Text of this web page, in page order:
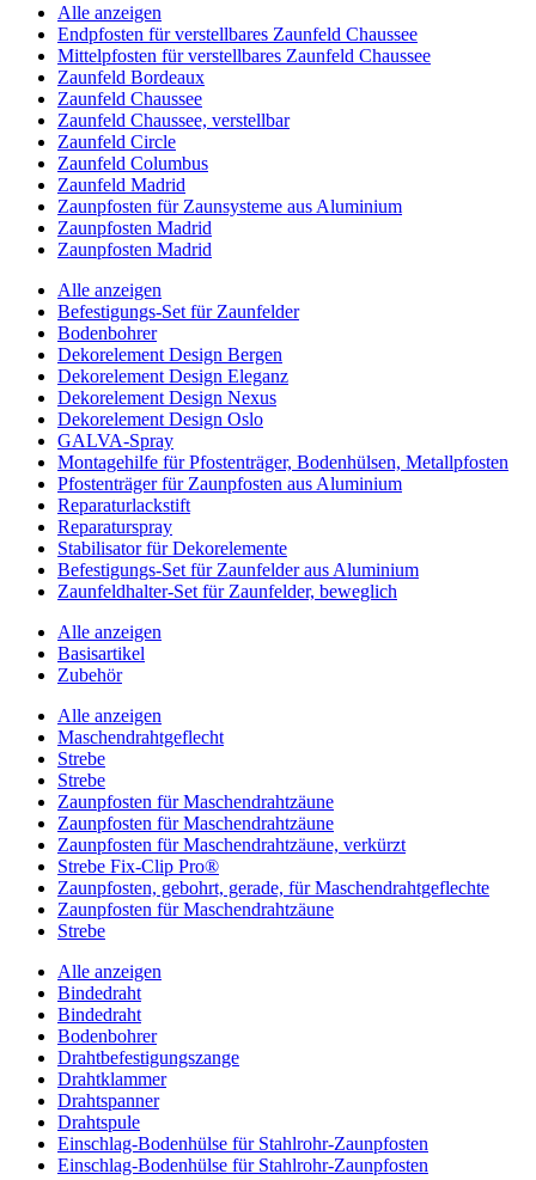
Alle anzeigen
Endpfosten für verstellbares Zaunfeld Chaussee
Mittelpfosten für verstellbares Zaunfeld Chaussee
Zaunfeld Bordeaux
Zaunfeld Chaussee
Zaunfeld Chaussee, verstellbar
Zaunfeld Circle
Zaunfeld Columbus
Zaunfeld Madrid
Zaunpfosten für Zaunsysteme aus Aluminium
Zaunpfosten Madrid
Zaunpfosten Madrid
Alle anzeigen
Befestigungs-Set für Zaunfelder
Bodenbohrer
Dekorelement Design Bergen
Dekorelement Design Eleganz
Dekorelement Design Nexus
Dekorelement Design Oslo
GALVA-Spray
Montagehilfe für Pfostenträger, Bodenhülsen, Metallpfosten
Pfostenträger für Zaunpfosten aus Aluminium
Reparaturlackstift
Reparaturspray
Stabilisator für Dekorelemente
Befestigungs-Set für Zaunfelder aus Aluminium
Zaunfeldhalter-Set für Zaunfelder, beweglich
Alle anzeigen
Basisartikel
Zubehör
Alle anzeigen
Maschendrahtgeflecht
Strebe
Strebe
Zaunpfosten für Maschendrahtzäune
Zaunpfosten für Maschendrahtzäune
Zaunpfosten für Maschendrahtzäune, verkürzt
Strebe Fix-Clip Pro®
Zaunpfosten, gebohrt, gerade, für Maschendrahtgeflechte
Zaunpfosten für Maschendrahtzäune
Strebe
Alle anzeigen
Bindedraht
Bindedraht
Bodenbohrer
Drahtbefestigungszange
Drahtklammer
Drahtspanner
Drahtspule
Einschlag-Bodenhülse für Stahlrohr-Zaunpfosten
Einschlag-Bodenhülse für Stahlrohr-Zaunpfosten